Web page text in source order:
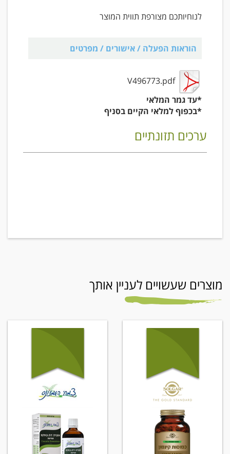
לנוחיותכם מצורפת תווית המוצר
הוראות הפעלה / אישורים / מפרטים
V496773.pdf
*עד גמר המלאי
*בכפוף למלאי הקיים בסניף
ערכים תזונתיים
מוצרים שעשויים לעניין אותך